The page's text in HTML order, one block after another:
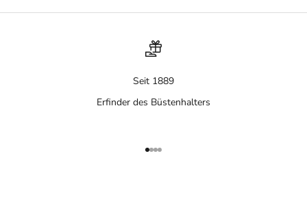
Seit 1889
Erfinder des Büstenhalters
Gehe zu Element 1
Gehe zu Element 2
Gehe zu Element 3
Gehe zu Element 4